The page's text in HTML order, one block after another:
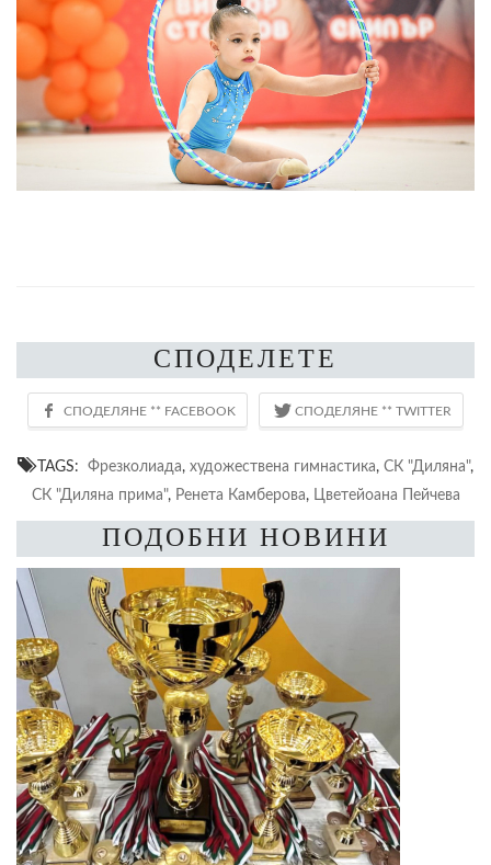
СПОДЕЛЕТЕ
TAGS: Фрезколиада, художествена гимнастика, СК "Диляна",
СК "Диляна прима", Ренета Камберова, Цветейоана Пейчева
ПОДОБНИ НОВИНИ